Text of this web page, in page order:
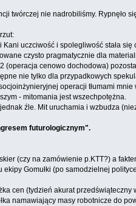
twórczej nie nadrobiliśmy. Rypnęło
Kani uczciwość i spolegliwość stała
czysto pragmatycznie dla
(operacja cenowo dochodowa)
nie tylko dla przypadkowych
operacji tłumami
- mitomania jest wszechpotężna.
źle. Mit uruchamia i wzbudza
futurologicznym".
(czy na zamówienie p.KTT?) a
ekipy Gomułki (po samodzielnej
cen (tydzień akurat przedświąteczny
namawiający masy robotnicze do